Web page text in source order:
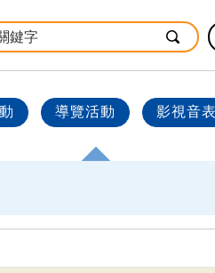
導覽活動 影視音